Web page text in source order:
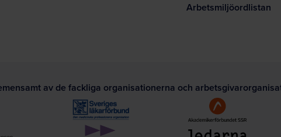
Arbetsmiljöordlistan
av de fackliga organisationerna och